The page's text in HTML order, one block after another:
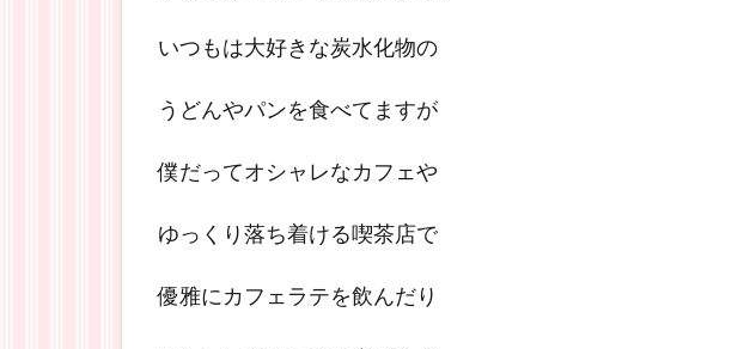
いつもは大好きな炭水化物の
うどんやパンを食べてますが
僕だってオシャレなカフェや
ゆっくり落ち着ける喫茶店で
優雅にカフェラテを飲んだり